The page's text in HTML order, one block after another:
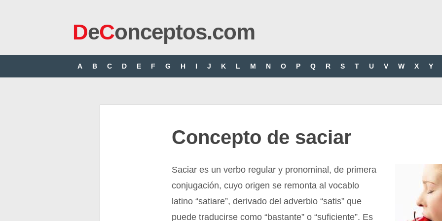
DeConceptos.com
A B C D E F G H I J K L M N O P Q R S T U V W X Y
Concepto de saciar
Saciar es un verbo regular y pronominal, de primera
conjugación, cuyo origen se remonta al vocablo
latino “satiare”, derivado del adverbio “satis” que
puede traducirse como “bastante” o “suficiente”. Es